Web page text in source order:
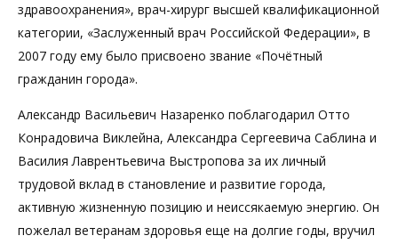
здравоохранения», врач-хирург высшей квалификационной
категории, «Заслуженный врач Российской Федерации», в
2007 году ему было присвоено звание «Почётный
гражданин города».
Александр Васильевич Назаренко поблагодарил Отто
Конрадовича Виклейна, Александра Сергеевича Саблина и
Василия Лаврентьевича Выстропова за их личный
трудовой вклад в становление и развитие города,
активную жизненную позицию и неиссякаемую энергию. Он
пожелал ветеранам здоровья еще на долгие годы, вручил